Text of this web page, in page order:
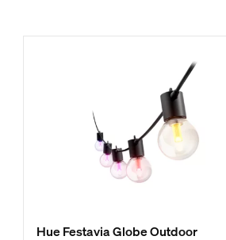
Hue Festavia Globe Outdoor